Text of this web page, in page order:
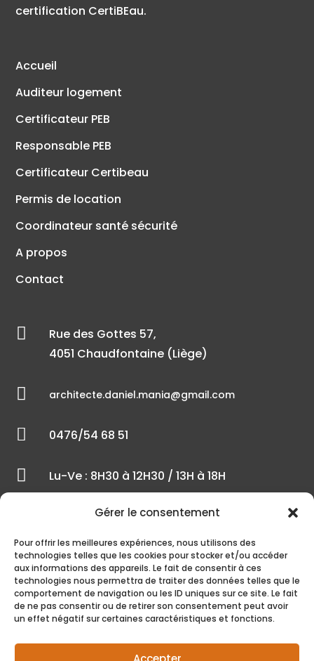
Gérer le consentement
Pour offrir les meilleures expériences, nous utilisons des
technologies telles que les cookies pour stocker et/ou accéder
aux informations des appareils. Le fait de consentir à ces
technologies nous permettra de traiter des données telles que le
comportement de navigation ou les ID uniques sur ce site. Le fait
de ne pas consentir ou de retirer son consentement peut avoir
un effet négatif sur certaines caractéristiques et fonctions.
certification CertiBEau.
Accueil
Auditeur logement
Certificateur PEB
Responsable PEB
Certificateur Certibeau
Permis de location
Coordinateur santé sécurité
A propos
Contact

Rue des Gottes 57,
4051 Chaudfontaine (Liège)
 architecte.daniel.mania@gmail.com
 0476/54 68 51
 Lu-Ve : 8H30 à 12H30 / 13H à 18H
Copyright © 2026 Tous droits réservés